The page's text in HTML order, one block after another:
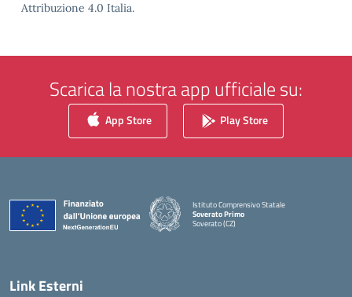
Attribuzione 4.0 Italia.
Scarica la nostra app ufficiale su:
App Store Play Store
Istituto Comprensivo Statale
Soverato Primo
Soverato (CZ)
Link Esterni